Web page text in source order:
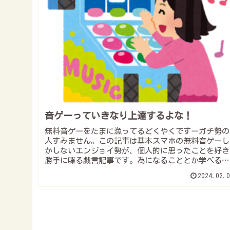
音ゲーっていきなり上達するよな！
無料音ゲーをたまに漁ってるどくやくですーガチ勢の
人すみません。この記事は基本スマホの無料音ゲーし
かしないエンジョイ勢が、個人的に思ったことを好き
勝手に喋る戯言記事です。為になることとか学べるこ